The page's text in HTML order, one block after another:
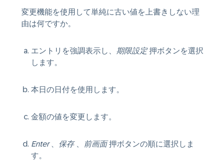
変更機能を使用して単純に古い値を上書きしない理
由は何ですか。
エントリを強調表示し、 期限設定押ボタンを選択
します。
本日の日付を使用します。
金額の値を変更します。
Enter、 保存、 前画面押ボタンの順に選択しま
す。